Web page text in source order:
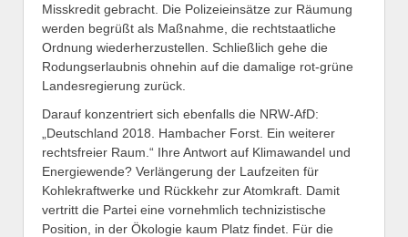
Misskredit gebracht. Die Polizeieinsätze zur Räumung
werden begrüßt als Maßnahme, die rechtstaatliche
Ordnung wiederherzustellen. Schließlich gehe die
Rodungserlaubnis ohnehin auf die damalige rot-grüne
Landesregierung zurück.
Darauf konzentriert sich ebenfalls die NRW-AfD:
„Deutschland 2018. Hambacher Forst. Ein weiterer
rechtsfreier Raum.“ Ihre Antwort auf Klimawandel und
Energiewende? Verlängerung der Laufzeiten für
Kohlekraftwerke und Rückkehr zur Atomkraft. Damit
vertritt die Partei eine vornehmlich technizistische
Position, in der Ökologie kaum Platz findet. Für die